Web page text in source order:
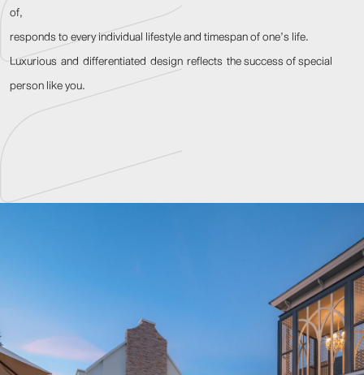
of,
responds to every individual lifestyle and timespan of one’s life.
Luxurious and differentiated design reflects the success of special
person like you.